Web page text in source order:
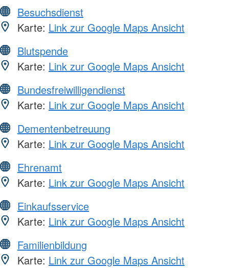
Besuchsdienst
Karte: Link zur Google Maps Ansicht
Blutspende
Karte: Link zur Google Maps Ansicht
Bundesfreiwilligendienst
Karte: Link zur Google Maps Ansicht
Dementenbetreuung
Karte: Link zur Google Maps Ansicht
Ehrenamt
Karte: Link zur Google Maps Ansicht
Einkaufsservice
Karte: Link zur Google Maps Ansicht
Familienbildung
Karte: Link zur Google Maps Ansicht